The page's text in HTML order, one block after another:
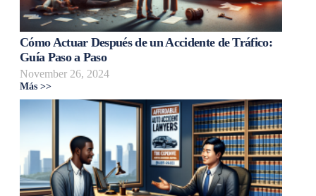
Cómo Actuar Después de un Accidente de Tráfico:
Guía Paso a Paso
November 26, 2024
Más >>